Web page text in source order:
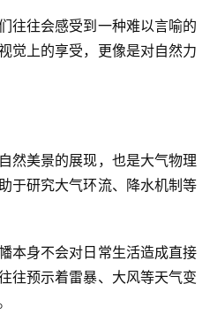
往往会感受到一种难以言喻的
觉上的享受，更像是对自然力
然美景的展现，也是大气物理
于研究大气环流、降水机制等
本身不会对日常生活造成直接
往预示着雷暴、大风等天气变